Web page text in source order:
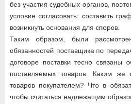
без участия судебных органов,
условие согласовать: составить
возникнуть основания для споров.
Таким образом, были
обязанностей поставщика по
договоре поставки тесно связаны
поставляемых товаров. Каким же
товаров покупателем? Что в
чтобы считаться надлежащим